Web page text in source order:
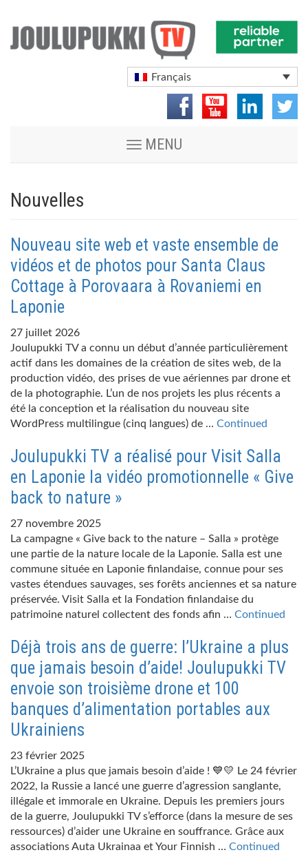
Français
ToggleMENU
Nouvelles
Nouveau site web et vaste ensemble de
vidéos et de photos pour Santa Claus
Cottage à Porovaara à Rovaniemi en
Laponie
27 juillet 2026
Joulupukki TV a connu un début d’année particulièrement
actif dans les domaines de la création de sites web, de la
production vidéo, des prises de vue aériennes par drone et
de la photographie. L’un de nos projets les plus récents a
été la conception et la réalisation du nouveau site
WordPress multilingue (cinq langues) de … Continued
Joulupukki TV a réalisé pour Visit Salla
en Laponie la vidéo promotionnelle « Give
back to nature »
27 novembre 2025
La campagne « Give back to the nature – Salla » protège
une partie de la nature locale de la Laponie. Salla est une
commune située en Laponie finlandaise, connue pour ses
vastes étendues sauvages, ses forêts anciennes et sa nature
préservée. Visit Salla et la Fondation finlandaise du
patrimoine naturel collectent des fonds afin … Continued
Déjà trois ans de guerre: l’Ukraine a plus
que jamais besoin d’aide! Joulupukki TV
envoie son troisième drone et 100
banques d’alimentation portables aux
Ukrainiens
23 février 2025
L’Ukraine a plus que jamais besoin d’aide ! 💙💛 Le 24 février
2022, la Russie a lancé une guerre d’agression sanglante,
illégale et immorale en Ukraine. Depuis les premiers jours
de la guerre, Joulupukki TV s’efforce (dans la mesure de ses
ressources) d’aider une Ukraine en souffrance. Grâce aux
associations Auta Ukrainaa et Your Finnish … Continued